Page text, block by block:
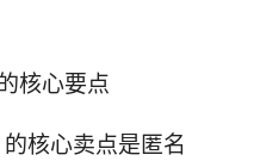
核心要点
核心卖点是匿名